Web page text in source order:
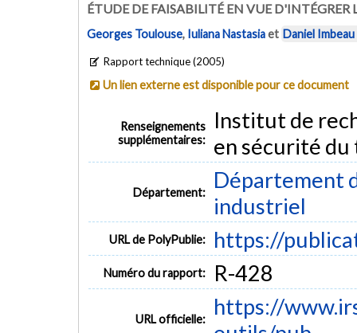
ÉTUDE DE FAISABILITÉ EN VUE
Georges Toulouse, Iuliana Nastasiaet Daniel Imbeau
Rapport technique (2005)
Un lien externe est disponible pour ce document
Renseignements
supplémentaires:
Institut de
en sécurité du
Département:
Département
industriel
URL de PolyPublie: https://
Numéro du rapport: R-428
URL officielle:
https://